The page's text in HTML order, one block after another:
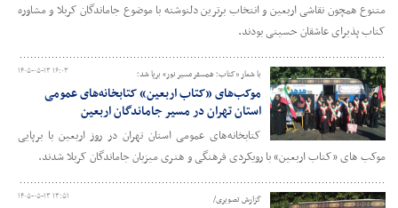
متنوع همچون نقاشی اربعین و انتخاب برترین دلنوشته با موضوع جاماندگان کربلا و مشاوره
کتاب پذیرای عاشقان حسینی بودند.
۱۴۰۵-۰۵-۱۳ ۱۶:۰۳ با شعار «کتاب؛ همسفر مسیر نور» برپا شد؛
موکب‌های «کتاب اربعین» کتابخانه‌های عمومی
استان تهران در مسیر جاماندگان اربعین
کتابخانه‌های عمومی استان تهران در روز اربعین با برپایی
موکب های «کتاب اربعین» با رویکردی فرهنگی و هنری میزبان جاماندگان کربلا شدند.
۱۴۰۵-۰۵-۱۳ ۱۳:۵۱ گزارش تصویری/